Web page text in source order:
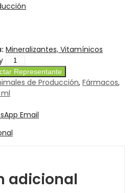
Mineralizantes, Vitamínicos
Representante
de Producción, Fármacos,
Email
adicional